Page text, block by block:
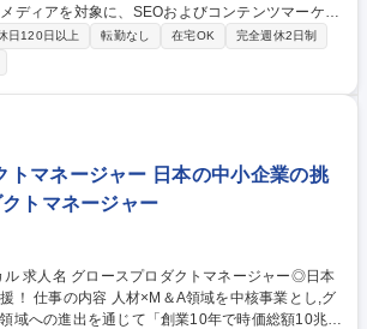
ディアを対象に、SEOおよびコンテンツマーケテ
を策定します。キーワード戦略の設計やコンテン
適化)などをお任せします ■検索ニーズに基
企画立案、キーワード選定、記事構成案の作成、
化）を見据えたSEO施策の企画・推進■ライターへ
進行管理、CMSを活用したコンテンツページの作
入数、コンバージョンなどの指標を基にしたコン
募集職種 【SEOスペシャリス
ビジネスデータベース「Sansan」
日120日以上 転勤なし 在宅OK
完全週休2日制
トマネージャー 日本の中小企業の挑
トマネージャー
ー◎日本
事業とし,グ
域への進出を通じて「創業10年で時価総額10兆